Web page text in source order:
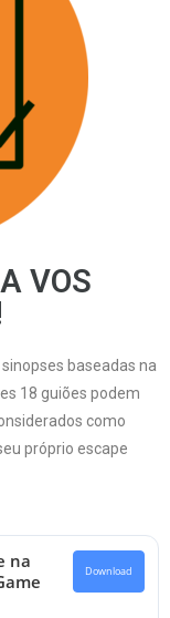
VOS
baseadas na
18 guiões podem
como
próprio escape
na
Download